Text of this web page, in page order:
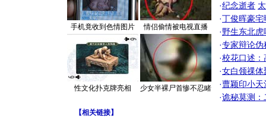
手机竟收到色情图片 情侣偷情被电视直播
性文化扑克牌亮相 少女半裸尸首惨不忍睹
·纪念逝者
·丁俊晖豪
·野生东北
·专家辩论伪
·校花口述：
·女白领祼体
·曹颖印小天
·诡秘莫测：
【相关链接】